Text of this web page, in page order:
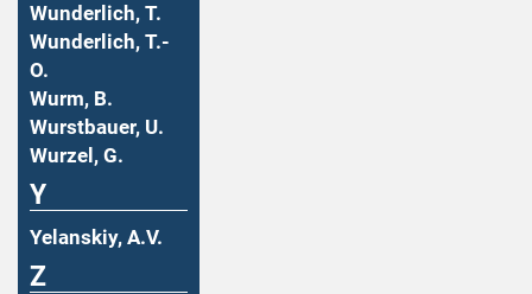
Wunderlich, T.
Wunderlich, T.-
O.
Wurm, B.
Wurstbauer, U.
Wurzel, G.
Y
Yelanskiy, A.V.
Z